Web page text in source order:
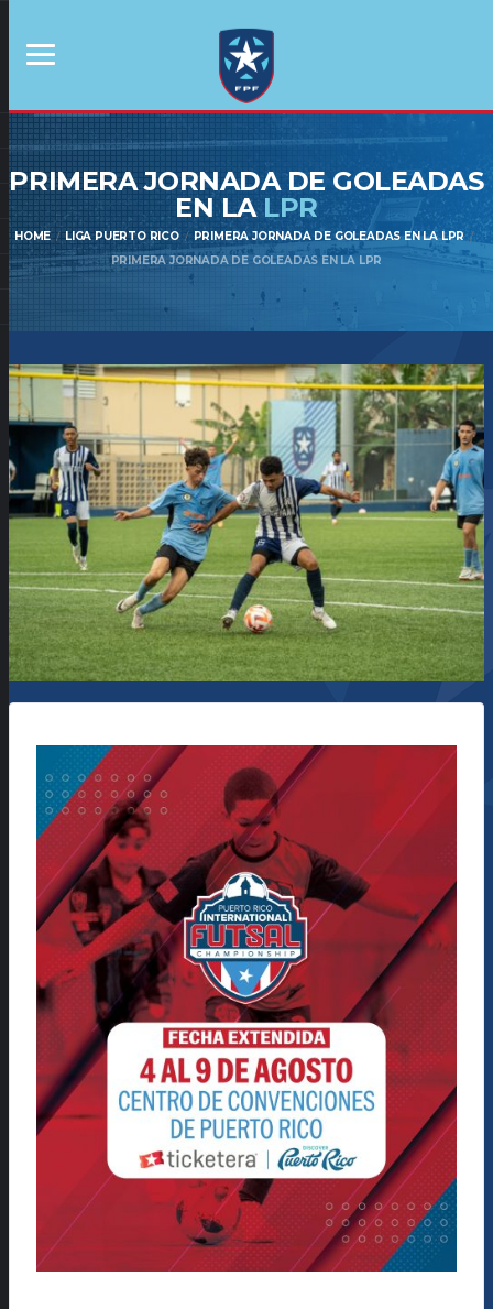
PRIMERA JORNADA DE GOLEADAS
EN LALPR
HOME LIGA PUERTO RICO
PRIMERA JORNADA DE GOLEADAS EN LA LPR
PRIMERA JORNADA DE GOLEADAS EN LA LPR